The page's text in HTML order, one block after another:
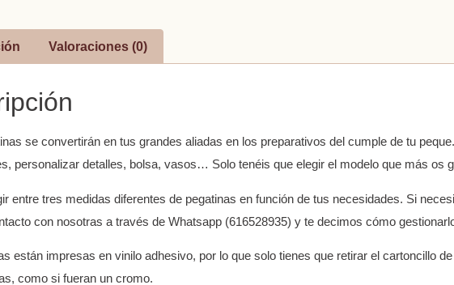
Valoraciones (0)
se convertirán en tus grandes aliadas en los preparativos del cumple de tu
personalizar detalles, bolsa, vasos… Solo tenéis que elegir el modelo que más os
entre tres medidas diferentes de pegatinas en función de tus necesidades. Si
con nosotras a través de Whatsapp (616528935) y te decimos cómo
están impresas en vinilo adhesivo, por lo que solo tienes que retirar el cartoncillo
como si fueran un cromo.